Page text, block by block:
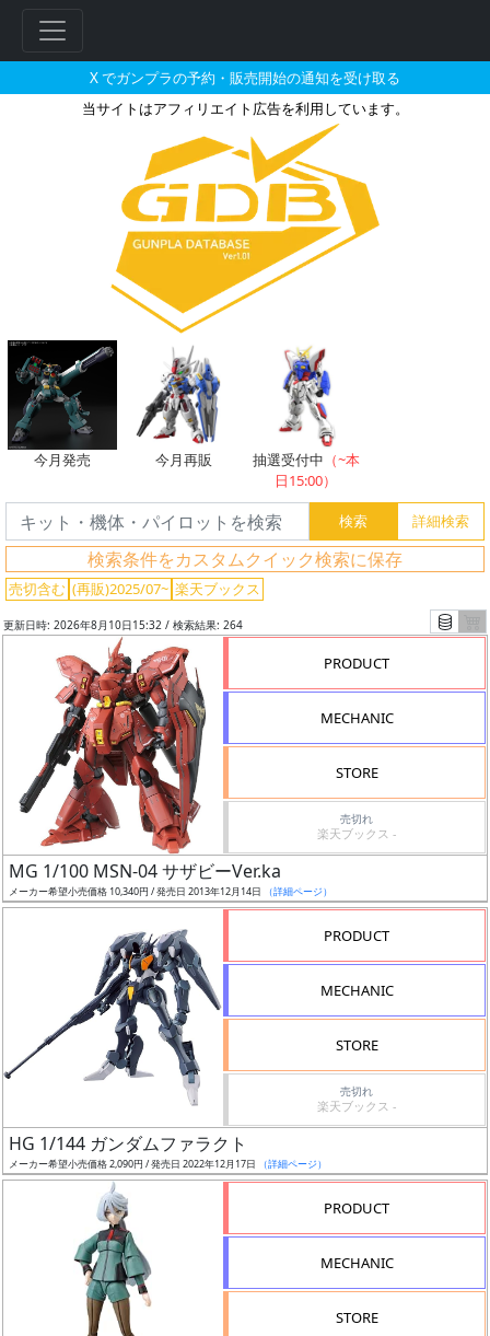
X でガンプラの予約・販売開始の通知を受け取る
当サイトはアフィリエイト広告を利用しています。
楽天ブックスで2025年07月に再
今月発売 今月再販 抽選受付中 （~本
日15:00）
検索条件をカスタムクイック検索に保存
売切含む (再販)2025/07~ 楽天ブックス
リ
ー
グ
レ
ー
更新日時: 2026年8月10日15:32 / 検索結果: 264
PRODUCT
MECHANIC
STORE
売切れ
楽天ブックス -
MG 1/100 MSN-04 サザビーVer.ka
メーカー希望小売価格 10,340円 / 発売日 2013年12月14日 （詳細ページ）
PRODUCT
MECHANIC
STORE
売切れ
楽天ブックス -
HG 1/144 ガンダムファラクト
メーカー希望小売価格 2,090円 / 発売日 2022年12月17日 （詳細ページ）
PRODUCT
MECHANIC
STORE